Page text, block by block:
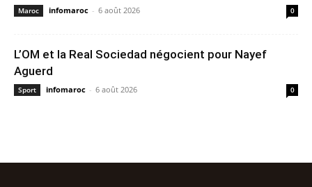
Maroc infomaroc - 6 août 2026 0
L’OM et la Real Sociedad négocient pour Nayef
Aguerd
Sport infomaroc - 6 août 2026 0